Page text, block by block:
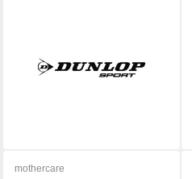
mothercare